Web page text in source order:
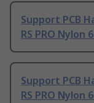
Support PCB
RS PRO Nylon
Support PCB
RS PRO Nylon